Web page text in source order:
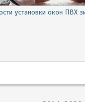
установки окон ПВХ